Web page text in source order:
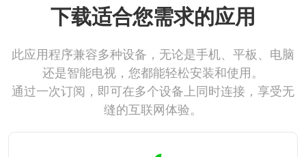
下载适合您需求的应用
此应用程序兼容多种设备，无论是手机、平板、电脑
还是智能电视，您都能轻松安装和使用。
通过一次订阅，即可在多个设备上同时连接，享受无
缝的互联网体验。